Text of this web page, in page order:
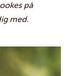
på
med.